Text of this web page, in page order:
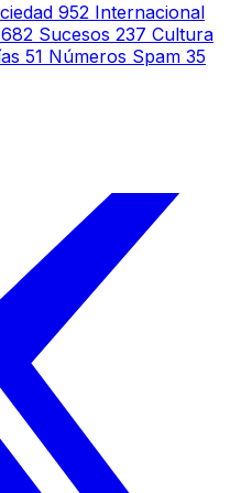
952 Internacional
682 Sucesos 237 Cultura
51 Números Spam 35